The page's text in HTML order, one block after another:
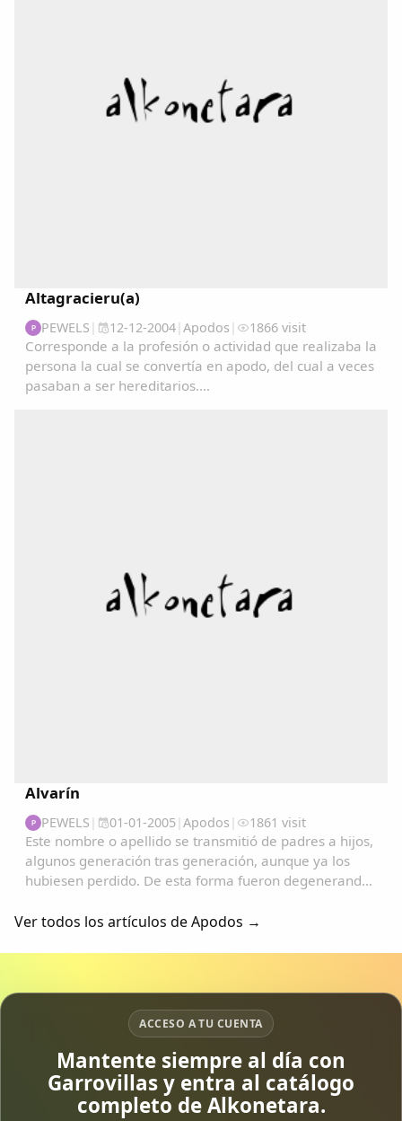
Altagracieru(a)
P PEWELS | 12-12-2004| Apodos | 1866 visit
Corresponde a la profesión o actividad que realizaba la
persona la cual se convertía en apodo, del cual a veces
pasaban a ser hereditarios....
Alvarín
P PEWELS | 01-01-2005| Apodos | 1861 visit
Este nombre o apellido se transmitió de padres a hijos,
algunos generación tras generación, aunque ya los
hubiesen perdido. De esta forma fueron degenerando
Ver todos los artículos de Apodos →
ACCESO A TU CUENTA
Mantente siempre al día con
Garrovillas y entra al catálogo
completo de Alkonetara.